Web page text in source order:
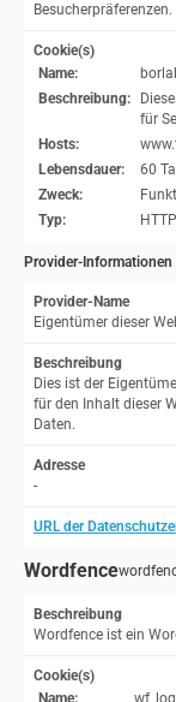
Besucherpräferenzen.
Cookie(s)
Name:
Beschreibung:
für
Hosts:
Lebensdauer:
60
Zweck:
Typ:
HTTP
Provider-Informationen
Provider-Name
Eigentümer dieser
Beschreibung
Dies ist der
für den Inhalt dieser
Daten.
Adresse
-
URL der
Wordfence
Beschreibung
Wordfence ist ein
Cookie(s)